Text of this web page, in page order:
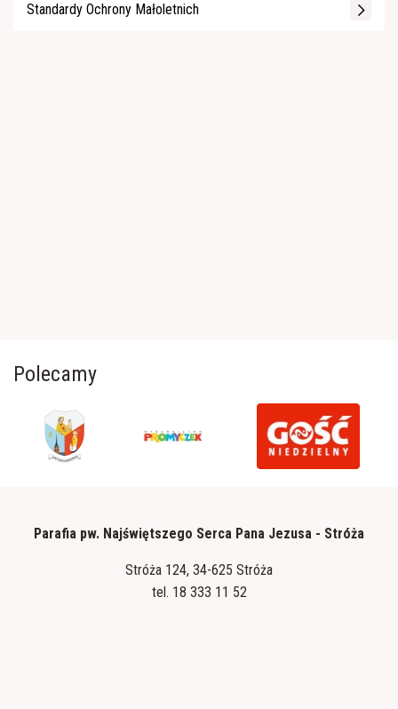
Standardy Ochrony Małoletnich
Polecamy
Parafia pw. Najświętszego Serca Pana Jezusa - Stróża
Stróża 124, 34-625 Stróża
tel. 18 333 11 52